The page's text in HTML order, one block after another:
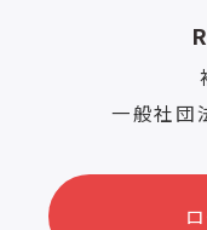
一般社団